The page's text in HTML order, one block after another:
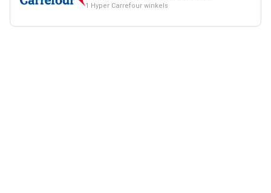
1 Hyper Carrefour winkels